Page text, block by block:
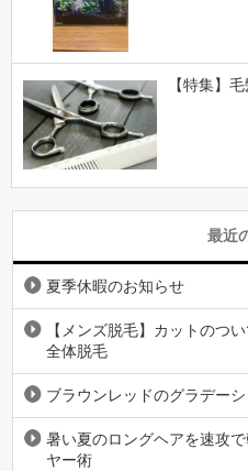
【特集】
最近
夏季休暇のお知らせ
【メンズ脱毛】カットのつ
全体脱毛
ブラウンレッドのグラデー
暑い夏のロングヘアを速攻
ヤー術